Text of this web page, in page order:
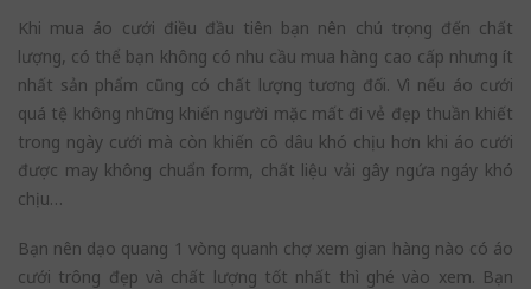
Khi mua áo cưới điều đầu tiên bạn nên chú trọng đến chất
lượng, có thể bạn không có nhu cầu mua hàng cao cấp nhưng ít
nhất sản phẩm cũng có chất lượng tương đối. Vì nếu áo cưới
quá tệ không những khiến người mặc mất đi vẻ đẹp thuần khiết
trong ngày cưới mà còn khiến cô dâu khó chịu hơn khi áo cưới
được may không chuẩn form, chất liệu vải gây ngứa ngáy khó
chịu…
Bạn nên dạo quang 1 vòng quanh chợ xem gian hàng nào có áo
cưới trông đẹp và chất lượng tốt nhất thì ghé vào xem. Bạn